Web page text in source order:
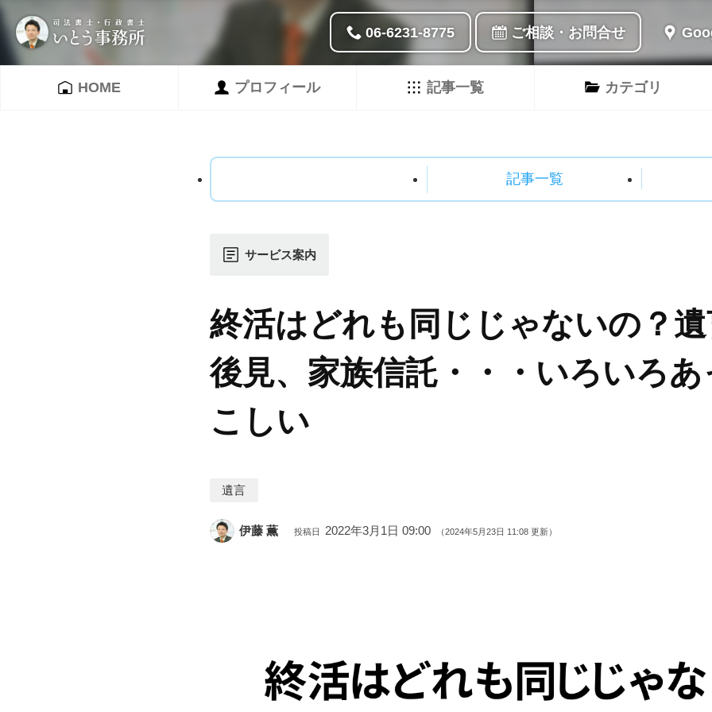
06-6231-8775 ご相談・お問合せ
HOME プロフィール 記事一覧 カテゴリ
記事一覧
サービス案内
終活はどれも同じじゃないの？
後見、家族信託・・・いろいろ
こしい
遺言
伊藤 薫 投稿日 2022年3月1日 09:00 （2024年5月23日 11:08 更新）